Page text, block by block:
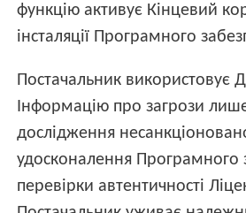
функцію активує Кінцевий
інсталяції Програмного
Постачальник використовує
Інформацію про загрози
дослідження
удосконалення Програмного
перевірки автентичності